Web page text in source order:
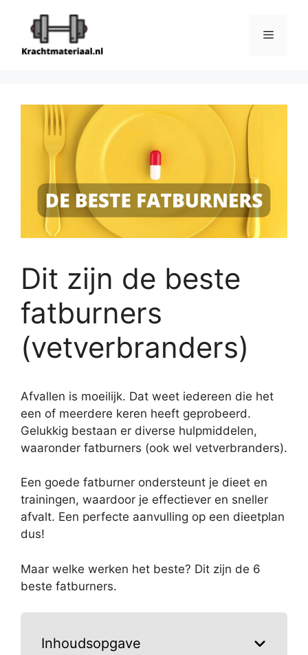
inhoud
Menu
Dit zijn de beste
fatburners
(vetverbranders)
Afvallen is moeilijk. Dat weet iedereen die het
een of meerdere keren heeft geprobeerd.
Gelukkig bestaan er diverse hulpmiddelen,
waaronder fatburners (ook wel vetverbranders).
Een goede fatburner ondersteunt je dieet en
trainingen, waardoor je effectiever en sneller
afvalt. Een perfecte aanvulling op een dieetplan
dus!
Maar welke werken het beste? Dit zijn de 6
beste fatburners.
Inhoudsopgave